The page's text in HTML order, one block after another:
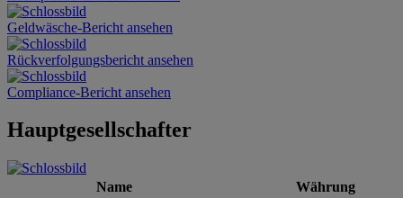
Geldwäsche-Bericht ansehen
Rückverfolgungsbericht ansehen
Compliance-Bericht ansehen
Hauptgesellschafter
Name
Währung